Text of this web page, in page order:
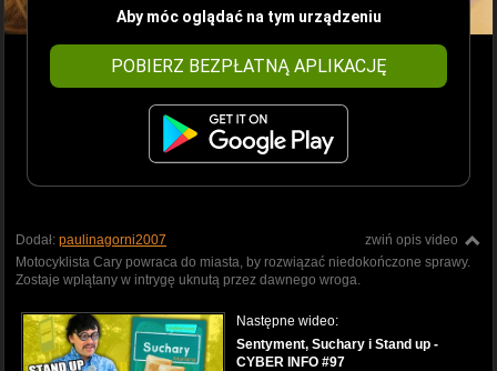
Aby móc oglądać na tym urządzeniu
POBIERZ BEZPŁATNĄ APLIKACJĘ
zwiń opis video
Dodał: paulinagorni2007
Motocyklista Cary powraca do miasta, by rozwiązać niedokończone sprawy.
Zostaje wplątany w intrygę uknutą przez dawnego wroga.
Następne wideo:
Sentyment, Suchary i Stand up -
CYBER INFO #97